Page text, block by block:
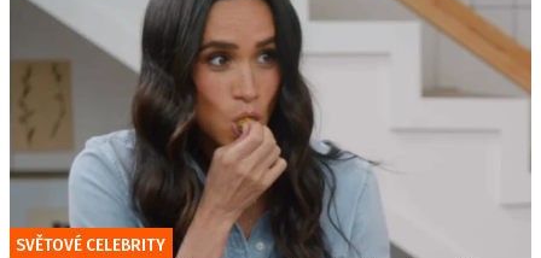
SVĚTOVÉ CELEBRITY